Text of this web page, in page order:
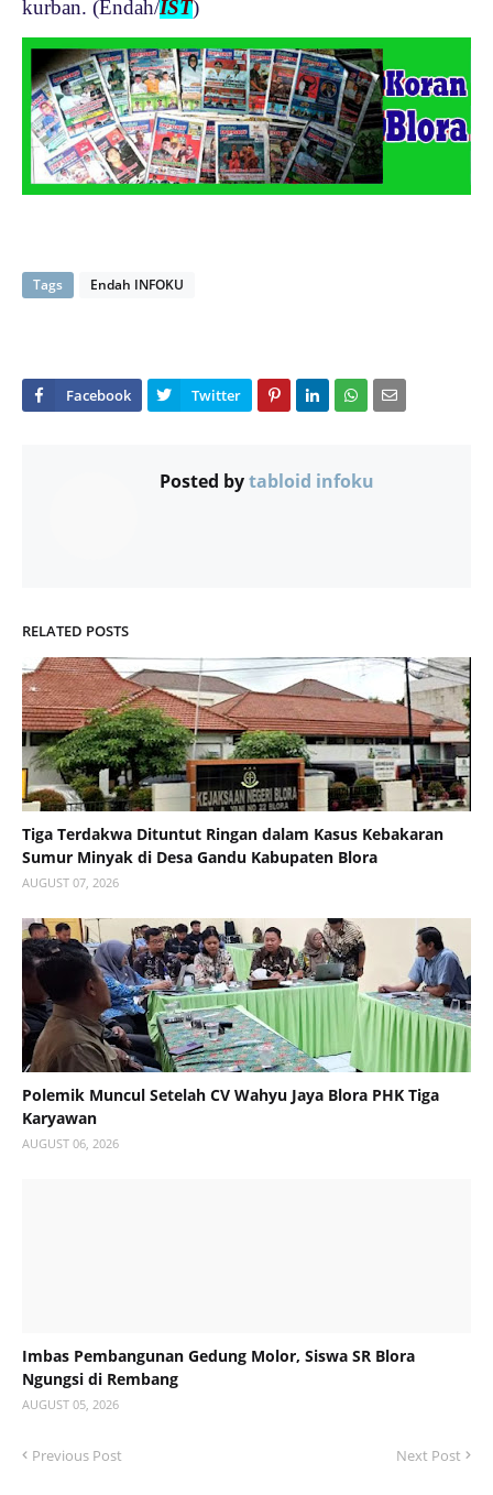
kurban. (Endah/IST)
Tags Endah INFOKU
Posted bytabloid infoku
RELATED POSTS
Tiga Terdakwa Dituntut Ringan dalam Kasus Kebakaran
Sumur Minyak di Desa Gandu Kabupaten Blora
AUGUST 07, 2026
Polemik Muncul Setelah CV Wahyu Jaya Blora PHK Tiga
Karyawan
AUGUST 06, 2026
Imbas Pembangunan Gedung Molor, Siswa SR Blora
Ngungsi di Rembang
AUGUST 05, 2026
Previous Post Next Post